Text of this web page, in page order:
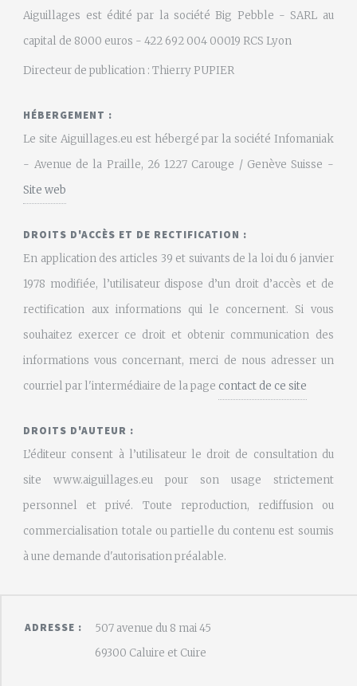
Aiguillages est édité par la société Big Pebble - SARL au
capital de 8000 euros - 422 692 004 00019 RCS Lyon
Directeur de publication : Thierry PUPIER
HÉBERGEMENT :
Le site Aiguillages.eu est hébergé par la société Infomaniak
- Avenue de la Praille, 26 1227 Carouge / Genève Suisse -
Site web
DROITS D'ACCÈS ET DE RECTIFICATION :
En application des articles 39 et suivants de la loi du 6 janvier
1978 modifiée, l’utilisateur dispose d’un droit d’accès et de
rectification aux informations qui le concernent. Si vous
souhaitez exercer ce droit et obtenir communication des
informations vous concernant, merci de nous adresser un
courriel par l'intermédiaire de la page contact de ce site
DROITS D'AUTEUR :
L’éditeur consent à l’utilisateur le droit de consultation du
site www.aiguillages.eu pour son usage strictement
personnel et privé. Toute reproduction, rediffusion ou
commercialisation totale ou partielle du contenu est soumis
à une demande d'autorisation préalable.
ADRESSE :
507 avenue du 8 mai 45
69300 Caluire et Cuire